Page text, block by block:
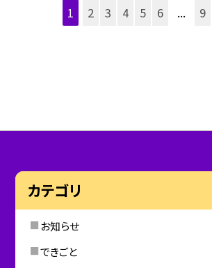
1 2 3 4 5 6 ... 9
カテゴリ
お知らせ
できごと